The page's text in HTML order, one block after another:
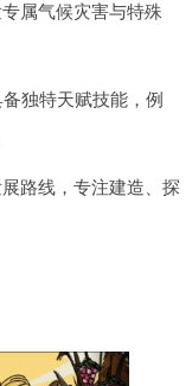
属气候灾害与特殊
独特天赋技能，例
路线，专注建造、探